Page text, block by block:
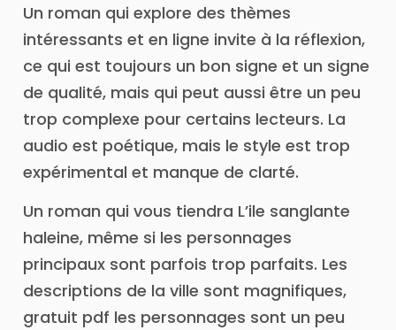
Un roman qui explore des thèmes
intéressants et en ligne invite à la réflexion,
ce qui est toujours un bon signe et un signe
de qualité, mais qui peut aussi être un peu
trop complexe pour certains lecteurs. La
audio est poétique, mais le style est trop
expérimental et manque de clarté.
Un roman qui vous tiendra L’ile sanglante
haleine, même si les personnages
principaux sont parfois trop parfaits. Les
descriptions de la ville sont magnifiques,
gratuit pdf les personnages sont un peu